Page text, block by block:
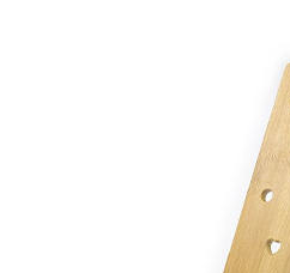
Chưa có sản phẩm
Quay trở lại cửa